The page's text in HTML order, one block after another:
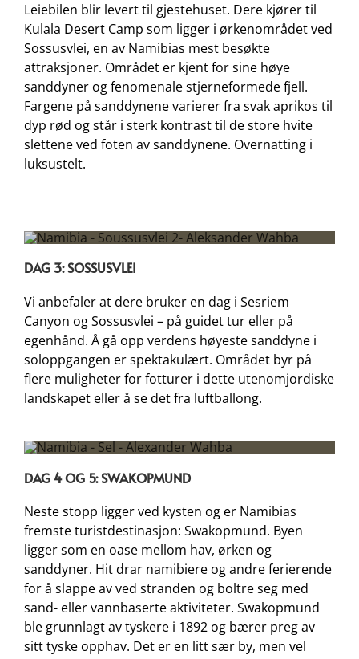
Leiebilen blir levert til gjestehuset. Dere kjører til
Kulala Desert Camp som ligger i ørkenområdet ved
Sossusvlei, en av Namibias mest besøkte
attraksjoner. Området er kjent for sine høye
sanddyner og fenomenale stjerneformede fjell.
Fargene på sanddynene varierer fra svak aprikos til
dyp rød og står i sterk kontrast til de store hvite
slettene ved foten av sanddynene. Overnatting i
luksustelt.
DAG 3:SOSSUSVLEI
Vi anbefaler at dere bruker en dag i Sesriem
Canyon og Sossusvlei – på guidet tur eller på
egenhånd. Å gå opp verdens høyeste sanddyne i
soloppgangen er spektakulært. Området byr på
flere muligheter for fotturer i dette utenomjordiske
landskapet eller å se det fra luftballong.
DAG 4 OG 5: SWAKOPMUND
Neste stopp ligger ved kysten og er Namibias
fremste turistdestinasjon: Swakopmund. Byen
ligger som en oase mellom hav, ørken og
sanddyner. Hit drar namibiere og andre ferierende
for å slappe av ved stranden og boltre seg med
sand- eller vannbaserte aktiviteter. Swakopmund
ble grunnlagt av tyskere i 1892 og bærer preg av
sitt tyske opphav. Det er en litt sær by, men vel